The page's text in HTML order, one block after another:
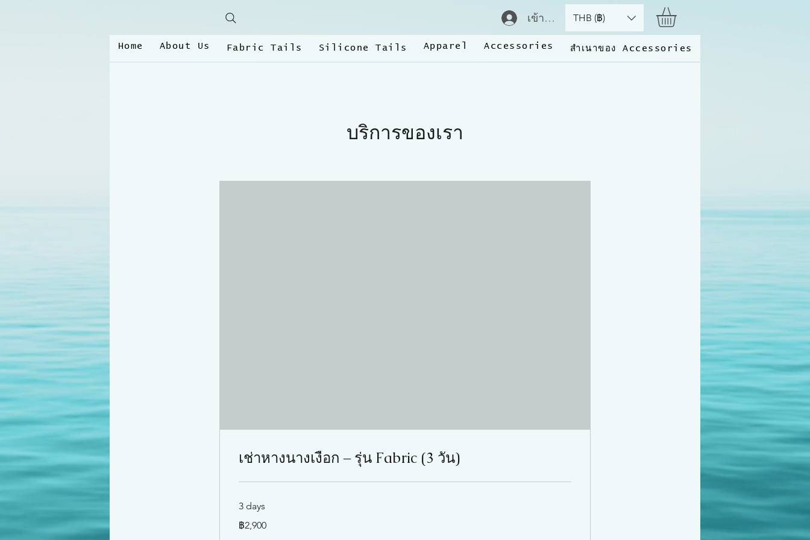
เข้าสู่ระบบTHB (฿)
Home About Us Fabric Tails Silicone Tails Apparel Accessories สำเนาของ Accessories
บริการของเรา
เช่าหางนางเงือก – รุ่น Fabric (3 วัน)
3 days
บาท
฿2,900